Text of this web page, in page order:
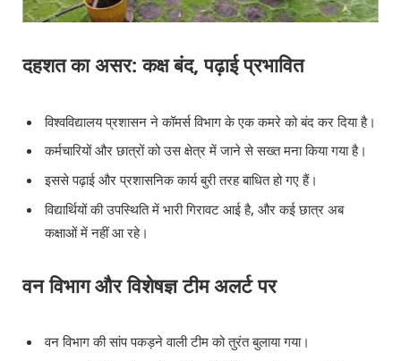
दहशत का असर: कक्ष बंद, पढ़ाई प्रभावित
विश्वविद्यालय प्रशासन ने कॉमर्स विभाग के एक कमरे को बंद कर दिया है।
कर्मचारियों और छात्रों को उस क्षेत्र में जाने से सख्त मना किया गया है।
इससे पढ़ाई और प्रशासनिक कार्य बुरी तरह बाधित हो गए हैं।
विद्यार्थियों की उपस्थिति में भारी गिरावट आई है, और कई छात्र अब
कक्षाओं में नहीं आ रहे।
वन विभाग और विशेषज्ञ टीम अलर्ट पर
वन विभाग की सांप पकड़ने वाली टीम को तुरंत बुलाया गया।